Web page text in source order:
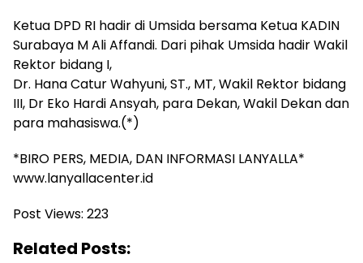
Ketua DPD RI hadir di Umsida bersama Ketua KADIN
Surabaya M Ali Affandi. Dari pihak Umsida hadir Wakil
Rektor bidang I,
Dr. Hana Catur Wahyuni, ST., MT, Wakil Rektor bidang
III, Dr Eko Hardi Ansyah, para Dekan, Wakil Dekan dan
para mahasiswa.(*)
*BIRO PERS, MEDIA, DAN INFORMASI LANYALLA*
www.lanyallacenter.id
Post Views: 223
Related Posts: